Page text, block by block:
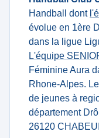
Handball dont
évolue en 1ère
dans la ligue
L'équipe
Féminine Aura
Rhone-Alpes.
de jeunes à
département
26120